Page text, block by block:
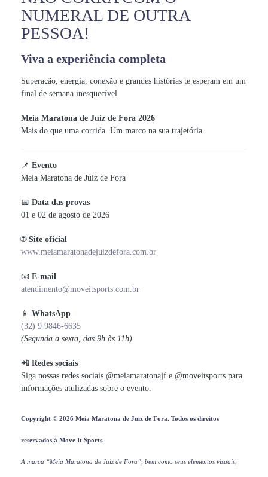
NUMERAL DE OUTRA
PESSOA!
Viva a experiência completa
Superação, energia, conexão e grandes histórias te esperam em um
final de semana inesquecível.
Meia Maratona de Juiz de Fora 2026
Mais do que uma corrida. Um marco na sua trajetória.
📌 Evento
Meia Maratona de Juiz de Fora
📅 Data das provas
01 e 02 de agosto de 2026
🌐 Site oficial
www.meiamaratonadejuizdefora.com.br
📧 E-mail
atendimento@moveitsports.com.br
📱 WhatsApp
(32) 9 9846-6635
(Segunda a sexta, das 9h às 11h)
📲 Redes sociais
Siga nossas redes sociais @meiamaratonajf e @moveitsports para
informações atulizadas sobre o evento.
Copyright © 2026 Meia Maratona de Juiz de Fora. Todos os direitos
reservados à Move It Sports.
A marca “Meia Maratona de Juiz de Fora”, bem como seus elementos visuais,